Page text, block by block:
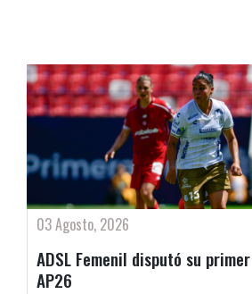
03 Agosto, 2026
ADSL Femenil disputó su
AP26